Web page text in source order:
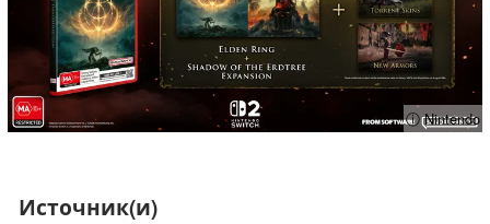
ⓘ Nintendo
Источник(и)